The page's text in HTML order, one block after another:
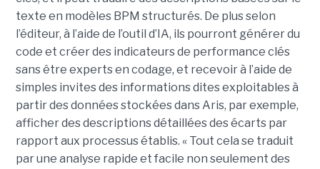
texte en modèles BPM structurés. De plus selon
l’éditeur, à l’aide de l’outil d’IA, ils pourront générer du
code et créer des indicateurs de performance clés
sans être experts en codage, et recevoir à l’aide de
simples invites des informations dites exploitables à
partir des données stockées dans Aris, par exemple,
afficher des descriptions détaillées des écarts par
rapport aux processus établis. « Tout cela se traduit
par une analyse rapide et facile non seulement des